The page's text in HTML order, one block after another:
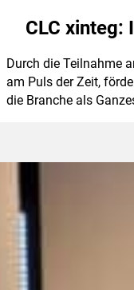
CLC
Durch die Teilnahme
am Puls der Zeit,
die Branche als